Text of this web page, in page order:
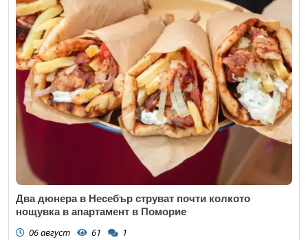
Два дюнера в Несебър струват почти колкото
нощувка в апартамент в Поморие
06 август 61 1